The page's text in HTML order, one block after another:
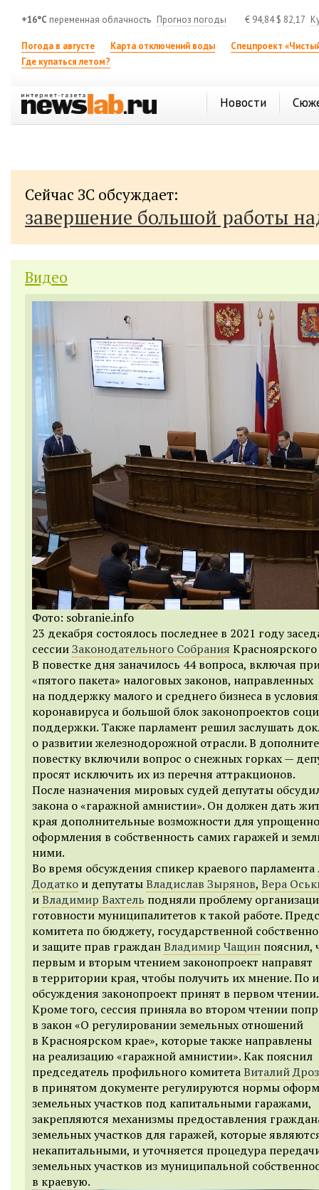
+16°C переменная облачность Прогноз погоды € 94,84$ 82,17
Погода в августе Карта отключений воды
Спецпроект
Где купаться летом?
Новости
Сейчас ЗС обсуждает:
завершение большой работы
Видео
Фото: sobranie.info
23 декабря состоялось последнее в 2021 году
сессииЗаконодательного Собрания Красноярского
В повестке дня заначилось 44 вопроса, включая
«пятого пакета» налоговых законов, направленных
на поддержку малого и среднего бизнеса в
коронавируса и большой блок законопроектов
поддержки. Также парламент решил заслушать
о развитии железнодорожной отрасли. В
повестку включили вопрос о снежных горках —
просят исключить их из перечня аттракционов.
После назначения мировых судей депутаты
закона о «гаражной амнистии». Он должен дать
края дополнительные возможности для
оформления в собственность самих гаражей и
ними.
Во время обсуждения спикер краевого парламента
Додатко и депутатыВладислав Зырянов, Вера
иВладимир Вахтель подняли проблему
готовности муниципалитетов к такой работе.
комитета по бюджету, государственной
и защите прав гражданВладимир Чащин пояснил,
первым и вторым чтением законопроект направят
в территории края, чтобы получить их мнение. По
обсуждения законопроект принят в первом чтении.
Кроме того, сессия приняла во втором чтении
в закон «О регулировании земельных отношений
в Красноярском крае», которые также направлены
на реализацию «гаражной амнистии». Как пояснил
председатель профильного комитетаВиталий
в принятом документе регулируются нормы
земельных участков под капитальными гаражами,
закрепляются механизмы предоставления
земельных участков для гаражей, которые
некапитальными, и уточняется процедура
земельных участков из муниципальной
в краевую.